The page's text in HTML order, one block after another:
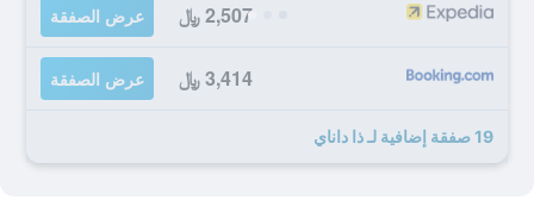
2,507 ﷼ عرض الصفقة
3,414 ﷼ عرض الصفقة
19 صفقة إضافية لـ ذا داناي